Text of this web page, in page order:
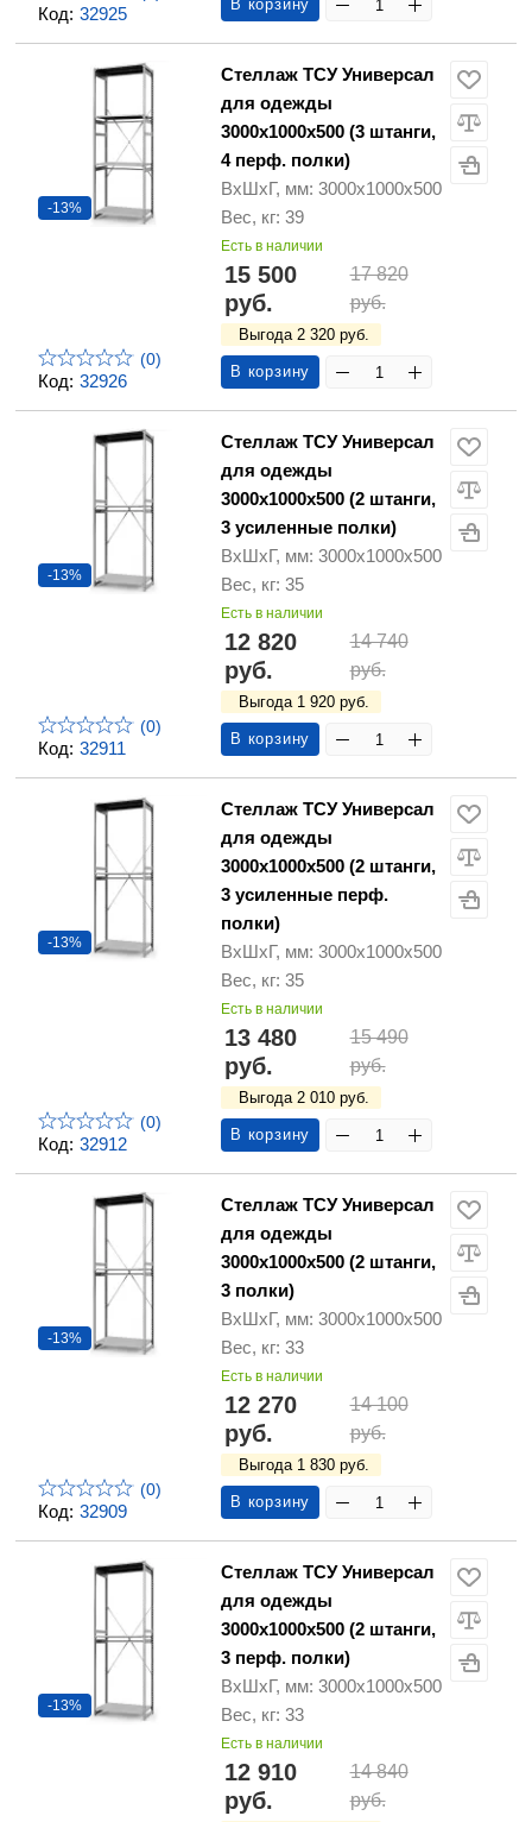
Код: 32925 В корзину
Код: 32926
-13%
(0)
Стеллаж ТСУ Универсал
для одежды
3000х1000х500 (3 штанги,
4 перф. полки)
ВхШхГ, мм: 3000х1000х500
Вес, кг: 39
Есть в наличии
15 500
руб.
17 820
руб.
Выгода 2 320 руб.
В корзину
Код: 32911
-13%
(0)
Стеллаж ТСУ Универсал
для одежды
3000х1000х500 (2 штанги,
3 усиленные полки)
ВхШхГ, мм: 3000х1000х500
Вес, кг: 35
Есть в наличии
12 820
руб.
14 740
руб.
Выгода 1 920 руб.
В корзину
Код: 32912
-13%
(0)
Стеллаж ТСУ Универсал
для одежды
3000х1000х500 (2 штанги,
3 усиленные перф.
полки)
ВхШхГ, мм: 3000х1000х500
Вес, кг: 35
Есть в наличии
13 480
руб.
15 490
руб.
Выгода 2 010 руб.
В корзину
Код: 32909
-13%
(0)
Стеллаж ТСУ Универсал
для одежды
3000х1000х500 (2 штанги,
3 полки)
ВхШхГ, мм: 3000х1000х500
Вес, кг: 33
Есть в наличии
12 270
руб.
14 100
руб.
Выгода 1 830 руб.
В корзину
-13%
Стеллаж ТСУ Универсал
для одежды
3000х1000х500 (2 штанги,
3 перф. полки)
ВхШхГ, мм: 3000х1000х500
Вес, кг: 33
Есть в наличии
12 910
руб.
14 840
руб.